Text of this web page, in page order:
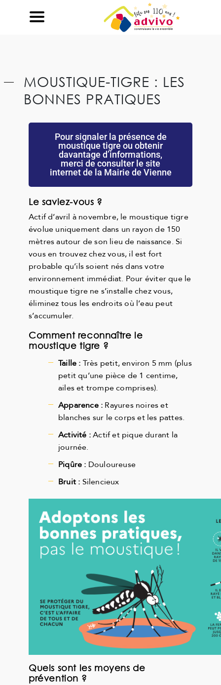
MOUSTIQUE-TIGRE : LES
BONNES PRATIQUES
Pour signaler la présence de
moustique tigre ou obtenir
davantage d’informations,
merci de consulter le site
internet de la Mairie de Vienne
Le saviez-vous ?
Actif d’avril à novembre, le moustique tigre
évolue uniquement dans un rayon de 150
mètres autour de son lieu de naissance. Si
vous en trouvez chez vous, il est fort
probable qu’ils soient nés dans votre
environnement immédiat. Pour éviter que le
moustique tigre ne s’installe chez vous,
éliminez tous les endroits où l’eau peut
s’accumuler.
Comment reconnaître le
moustique tigre ?
Taille : Très petit, environ 5 mm (plus
petit qu’une pièce de 1 centime,
ailes et trompe comprises).
Apparence : Rayures noires et
blanches sur le corps et les pattes.
Activité :Actif et pique durant la
journée.
Piqûre : Douloureuse
Bruit : Silencieux
Quels sont les moyens de
prévention ?